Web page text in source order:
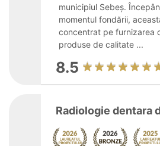
municipiul Sebeș.
momentul fondării,
concentrat pe furnizarea
produse de calitate ...
8.5
Radiologie dentara